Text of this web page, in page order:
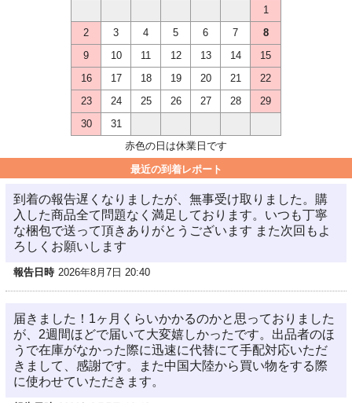
1
2
3 4 5 6 7
8
9
10 11 12 13 14
15
16
17 18 19 20 21
22
23
24 25 26 27 28
29
30
31
赤色の日は休業日です
最近の到着レポート
到着の報告遅くなりましたが、無事受け取りました。購
入した商品全て問題なく満足しております。いつも丁寧
な梱包で送って頂きありがとうございます また次回もよ
ろしくお願いします
報告日時 2026年8月7日 20:40
届きました！1ヶ月くらいかかるのかと思っておりました
が、2週間ほどで届いて大変嬉しかったです。出品者のほ
うで在庫がなかった際に迅速に代替にて手配対応いただ
きまして、感謝です。また中国大陸から買い物をする際
に使わせていただきます。